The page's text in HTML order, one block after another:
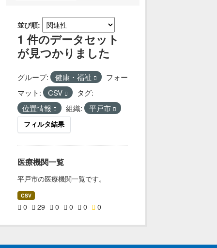
並び順
1 件のデータセット
が見つかりました
グループ: 健康・福祉
フォー
マット:
CSV
タグ:
位置情報
組織: 平戸市
フィルタ結果
医療機関一覧
平戸市の医療機関一覧です。
CSV
0 29 0 0 0 0